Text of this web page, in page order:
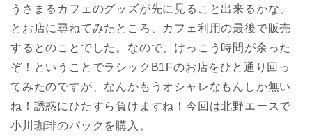
うさまるカフェのグッズが先に見ること出来るかな、
とお店に尋ねてみたところ、カフェ利用の最後で販売
するとのことでした。なので、けっこう時間が余った
ぞ！ということでラシックB1Fのお店をひと通り回っ
てみたのですが、なんかもうオシャレなもんしか無い
ね！誘惑にひたすら負けますね！今回は北野エースで
小川珈琲のパックを購入。